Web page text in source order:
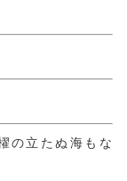
立たぬ海もな